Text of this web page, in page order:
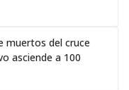
muertos del cruce
asciende a 100